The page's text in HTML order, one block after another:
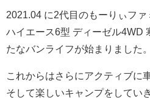
2021.04 に2代目のもーりぃフ
ハイエース6型 ディーゼル4WD
たなバンライフが始まりました。
これからはさらにアクティブに
そして楽しいキャンプをしてい